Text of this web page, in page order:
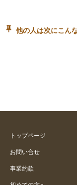
他の人は次にこん
トップページ
お問い合せ
事業約款